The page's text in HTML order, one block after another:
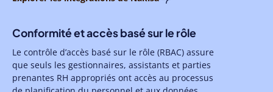
Conformité et accès basé sur le rôle
Le contrôle d’accès basé sur le rôle (RBAC) assure
que seuls les gestionnaires, assistants et parties
prenantes RH appropriés ont accès au processus